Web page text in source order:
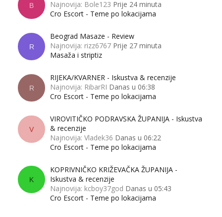
B
Najnovija: Bole123 Prije 24 minuta
Cro Escort - Teme po lokacijama
R
Beograd Masaze - Review
Najnovija: rizz6767 Prije 27 minuta
Masaža i striptiz
R
RIJEKA/KVARNER - Iskustva & recenzije
Najnovija: RibarRI Danas u 06:38
Cro Escort - Teme po lokacijama
V
VIROVITIČKO PODRAVSKA ŽUPANIJA - Iskustva
& recenzije
Najnovija: Vladek36 Danas u 06:22
Cro Escort - Teme po lokacijama
K
KOPRIVNIČKO KRIŽEVAČKA ŽUPANIJA -
Iskustva & recenzije
Najnovija: kcboy37god Danas u 05:43
Cro Escort - Teme po lokacijama